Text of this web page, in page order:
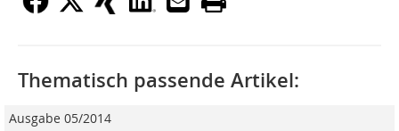
Thematisch passende Artikel:
Ausgabe 05/2014